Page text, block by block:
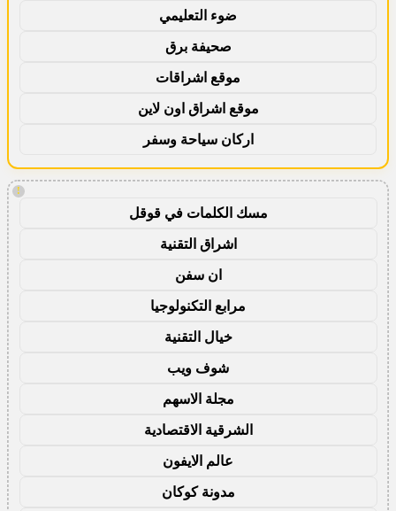
ضوء التعليمي
صحيفة برق
موقع اشراقات
موقع اشراق اون لاين
اركان سياحة وسفر
!
مسك الكلمات في قوقل
اشراق التقنية
ان سفن
مرابع التكنولوجيا
خيال التقنية
شوف ويب
مجلة الاسهم
الشرقية الاقتصادية
عالم الايفون
مدونة كوكان